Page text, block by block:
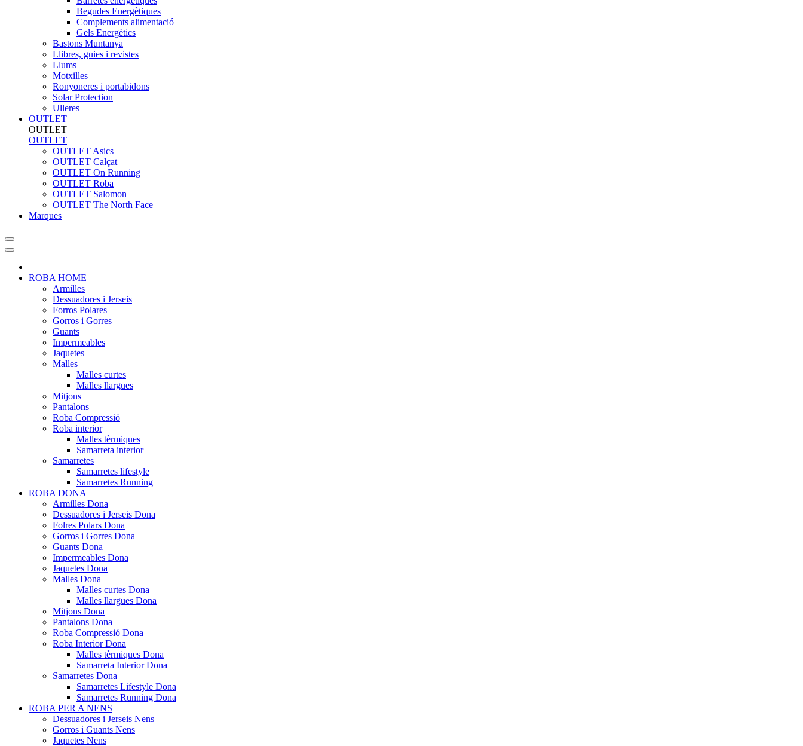
Begudes Energètiques
Complements alimentació
Gels Energètics
Bastons Muntanya
Llibres, guies i revistes
Llums
Motxilles
Ronyoneres i portabidons
Solar Protection
Ulleres
OUTLET
OUTLET
OUTLET
OUTLET Asics
OUTLET Calçat
OUTLET On Running
OUTLET Roba
OUTLET Salomon
OUTLET The North Face
Marques
ROBA HOME
Armilles
Dessuadores i Jerseis
Forros Polares
Gorros i Gorres
Guants
Impermeables
Jaquetes
Malles
Malles curtes
Malles llargues
Mitjons
Pantalons
Roba Compressió
Roba interior
Malles tèrmiques
Samarreta interior
Samarretes
Samarretes lifestyle
Samarretes Running
ROBA DONA
Armilles Dona
Dessuadores i Jerseis Dona
Folres Polars Dona
Gorros i Gorres Dona
Guants Dona
Impermeables Dona
Jaquetes Dona
Malles Dona
Malles curtes Dona
Malles llargues Dona
Mitjons Dona
Pantalons Dona
Roba Compressió Dona
Roba Interior Dona
Malles tèrmiques Dona
Samarreta Interior Dona
Samarretes Dona
Samarretes Lifestyle Dona
Samarretes Running Dona
ROBA PER A NENS
Dessuadores i Jerseis Nens
Gorros i Guants Nens
Jaquetes Nens